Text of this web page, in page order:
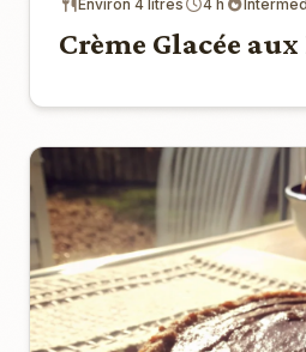
Environ 4 litres 4 h
Crème Glacée